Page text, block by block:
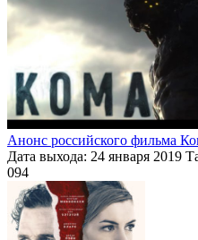
Анонс российского фильма
Дата выхода: 24 января 2019
094